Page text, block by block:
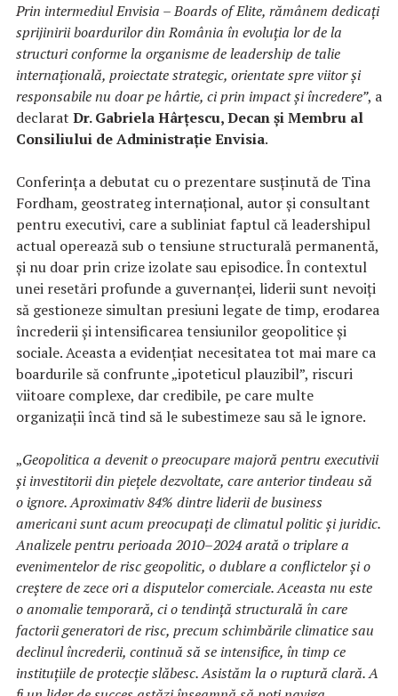
Prin intermediul Envisia – Boards of Elite, rămânem dedicați
sprijinirii boardurilor din România în evoluția lor de la
structuri conforme la organisme de leadership de talie
internațională, proiectate strategic, orientate spre viitor și
responsabile nu doar pe hârtie, ci prin impact și încredere”, a
declarat Dr. Gabriela Hârțescu, Decan și Membru al
Consiliului de Administrație Envisia.
Conferința a debutat cu o prezentare susținută de Tina
Fordham, geostrateg internațional, autor și consultant
pentru executivi, care a subliniat faptul că leadershipul
actual operează sub o tensiune structurală permanentă,
și nu doar prin crize izolate sau episodice. În contextul
unei resetări profunde a guvernanței, liderii sunt nevoiți
să gestioneze simultan presiuni legate de timp, erodarea
încrederii și intensificarea tensiunilor geopolitice și
sociale. Aceasta a evidențiat necesitatea tot mai mare ca
boardurile să confrunte „ipoteticul plauzibil”, riscuri
viitoare complexe, dar credibile, pe care multe
organizații încă tind să le subestimeze sau să le ignore.
„Geopolitica a devenit o preocupare majoră pentru executivii
și investitorii din piețele dezvoltate, care anterior tindeau să
o ignore. Aproximativ 84% dintre liderii de business
americani sunt acum preocupați de climatul politic și juridic.
Analizele pentru perioada 2010–2024 arată o triplare a
evenimentelor de risc geopolitic, o dublare a conflictelor și o
creștere de zece ori a disputelor comerciale. Aceasta nu este
o anomalie temporară, ci o tendință structurală în care
factorii generatori de risc, precum schimbările climatice sau
declinul încrederii, continuă să se intensifice, în timp ce
instituțiile de protecție slăbesc. Asistăm la o ruptură clară. A